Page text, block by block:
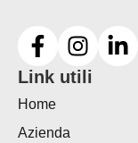
Link utili
Home
Azienda